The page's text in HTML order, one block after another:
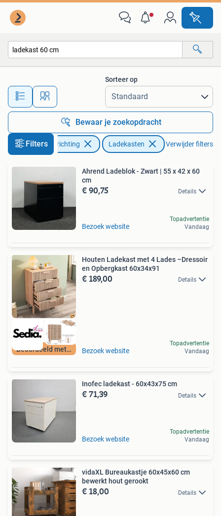
Alle afstanden…
Sorteer op
Bewaar je zoekopdracht
Filters
Huis en Inrichting Ladekasten Verwijder filters
Ahrend Ladeblok - Zwart | 55 x 42 x 60
cm
€ 90,75 Details
Bezoek website
Topadvertentie
Vandaag
Beoordeeld met 9+
Houten Ladekast met 4 Lades –Dressoir
en Opbergkast 60x34x91
€ 189,00 Details
Bezoek website
Topadvertentie
Vandaag
Inofec ladekast - 60x43x75 cm
€ 71,39 Details
Bezoek website
Topadvertentie
Vandaag
vidaXL Bureaukastje 60x45x60 cm
bewerkt hout gerookt
€ 18,00 Details